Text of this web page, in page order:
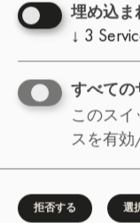
埋め込ま
↓ 3
すべての
このス
スを有効
拒否する 選